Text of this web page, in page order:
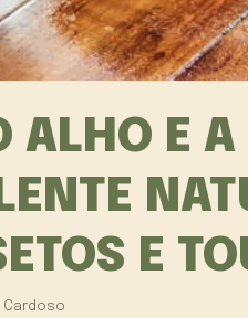
ALHO E
E
Cardoso